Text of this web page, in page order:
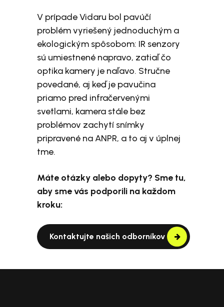
V prípade Vidaru bol pavúčí
problém vyriešený jednoduchým a
ekologickým spôsobom: IR senzory
sú umiestnené napravo, zatiaľ čo
optika kamery je naľavo. Stručne
povedané, aj keď je pavučina
priamo pred infračervenými
svetlami, kamera stále bez
problémov zachytí snímky
pripravené na ANPR, a to aj v úplnej
tme.
Máte otázky alebo dopyty? Sme tu,
aby sme vás podporili na každom
kroku:
Kontaktujte našich odborníkov